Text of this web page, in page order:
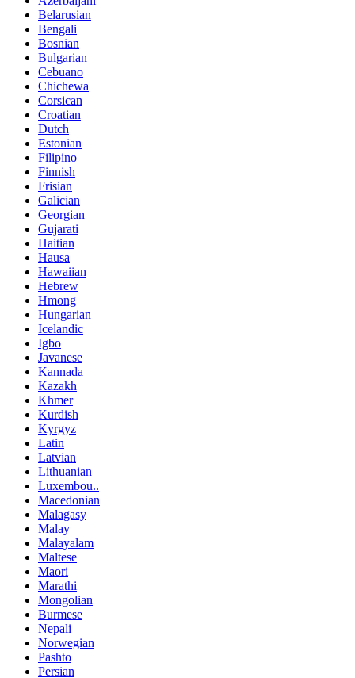
Belarusian
Bengali
Bosnian
Bulgarian
Cebuano
Chichewa
Corsican
Croatian
Dutch
Estonian
Filipino
Finnish
Frisian
Galician
Georgian
Gujarati
Haitian
Hausa
Hawaiian
Hebrew
Hmong
Hungarian
Icelandic
Igbo
Javanese
Kannada
Kazakh
Khmer
Kurdish
Kyrgyz
Latin
Latvian
Lithuanian
Luxembou..
Macedonian
Malagasy
Malay
Malayalam
Maltese
Maori
Marathi
Mongolian
Burmese
Nepali
Norwegian
Pashto
Persian